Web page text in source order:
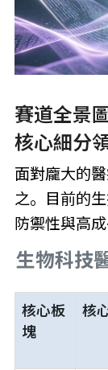
賽道全景
核心細分
面對龐大的
之。目前的
防禦性與高成
生物科技
核心板
塊
核